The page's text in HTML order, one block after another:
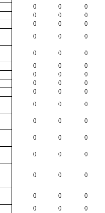
0 0 0
0 0 0
0 0 0
0 0 0
0 0 0
0 0 0
0 0 0
0 0 0
0 0 0
0 0 0
0 0 0
0 0 0
0 0 0
0 0 0
0 0 0
0 0 0